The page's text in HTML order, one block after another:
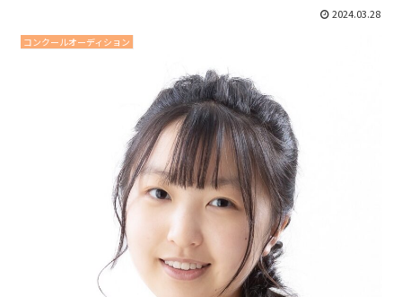
2024.03.28
コンクールオーディション